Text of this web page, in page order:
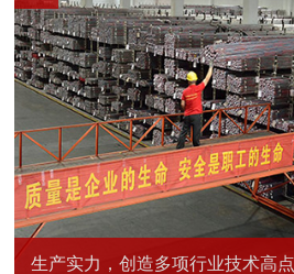
生产实力，创造多项行业技术高点